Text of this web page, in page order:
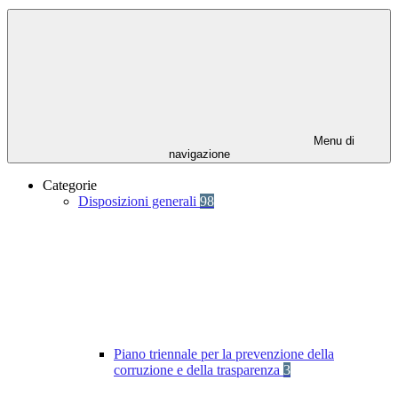
Menu di
navigazione
Categorie
Disposizioni generali 98
Piano triennale per la prevenzione della
corruzione e della trasparenza 3